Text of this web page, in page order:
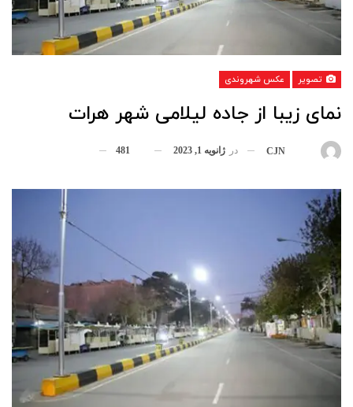
تصویر عکس شهروندی
نمای زیبا از جاده لیلامی شهر هرات
CJN در ژانویه 1, 2023 481